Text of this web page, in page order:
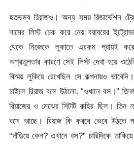
হতভম্ব রিয়াজও। অন্য সময় রিজার্ভেশন
নামের লিস্ট চেক করে নেয় বরাবরের
থেকে নিজেকে লুকাতে এরকম প্রায়ই
অপ্রতুলতার কারণে সেই লিস্ট দেখা হয়ে
বিস্ময় লুকিয়ে রেখেছিল সে কল্পনায়ও
চাইলে রিয়াজ বলে উঠলো, “ওখানে বস।”
রিয়াজের ও মেঝের সিটটি রুহির ছিল। তিন
বসে আছে। রিয়াজ কি করবে ভেবে উঠতে
“দাঁড়িয়ে কেন? এখানে বস?” চারিদিকে